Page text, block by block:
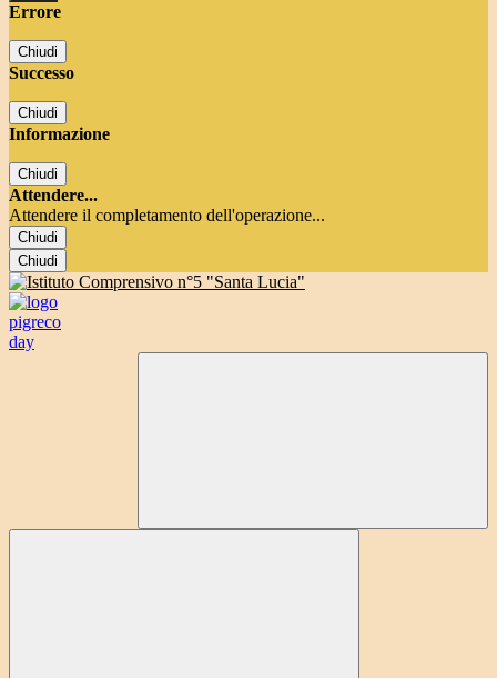
Errore
Chiudi
Successo
Chiudi
Informazione
Chiudi
Attendere...
Attendere il completamento dell'operazione...
Chiudi
Chiudi